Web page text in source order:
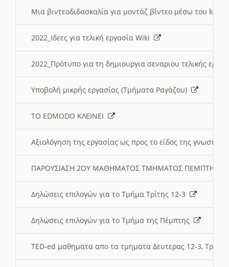
Μια βιντεοδιδασκαλία για μοντάζ βίντεο μέσω του
2022_Ιδεες για τελική εργασία Wiki
2022_Πρότυπο για τη δημιουργια σεναριου τελικής
Υποβολή μικρής εργασίας (Τμήματα Ραγάζου)
ΤΟ EDMODO ΚΛΕΙΝΕΙ
Αξιολόγηση της εργασίας ως προς το είδος της
ΠΑΡΟΥΣΙΑΣΗ 2ΟΥ ΜΑΘΗΜΑΤΟΣ ΤΜΗΜΑΤΟΣ
Δηλώσεις επιλογών για το Τμήμα Τρίτης 12-3
Δηλώσεις επιλογών για το Τμήμα της Πέμπτης
TED-ed μαθηματα απο τα τμηματα Δευτερας 12-3,